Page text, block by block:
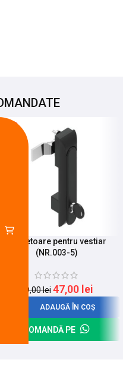
Incuietoare pentru vestiar
(NR.003-5)
59,00lei 47,00 lei
ADAUGĂ ÎN COȘ
COMANDĂ PE